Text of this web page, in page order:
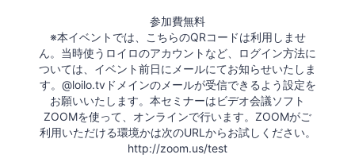
参加費無料
※本イベントでは、こちらのQRコードは利用しませ
ん。当時使うロイロのアカウントなど、ログイン方法に
ついては、イベント前日にメールにてお知らせいたしま
す。@loilo.tvドメインのメールが受信できるよう設定を
お願いいたします。本セミナーはビデオ会議ソフト
ZOOMを使って、オンラインで行います。ZOOMがご
利用いただける環境かは次のURLからお試しください。
http://zoom.us/test